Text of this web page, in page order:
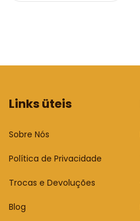
Links üteis
Sobre Nós
Política de Privacidade
Trocas e Devoluções
Blog